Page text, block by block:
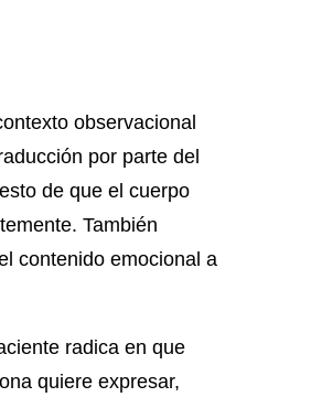
observacional
por parte del
de que el cuerpo
También
contenido emocional a
radica en que
quiere expresar,